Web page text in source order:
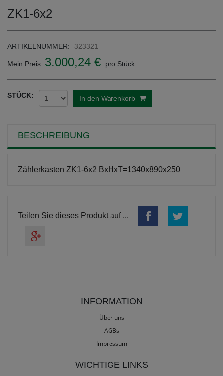
ZK1-6x2
ARTIKELNUMMER: 323321
Mein Preis: 3.000,24 € pro Stück
STÜCK: In den Warenkorb
BESCHREIBUNG
Zählerkasten ZK1-6x2 BxHxT=1340x890x250
Teilen Sie dieses Produkt auf ...
INFORMATION
Über uns
AGBs
Impressum
WICHTIGE LINKS